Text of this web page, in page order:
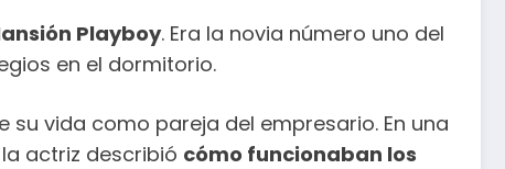
Playboy. Era la novia número uno del
en el dormitorio.
su vida como pareja del empresario. En una
actriz describió cómo funcionaban los